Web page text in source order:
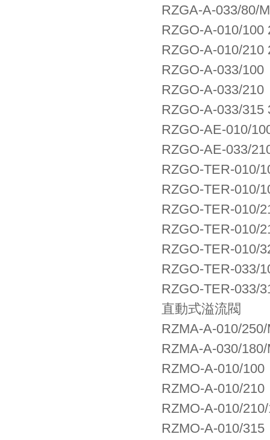
RZGA-A-033/80/
RZGO-A-010/100
RZGO-A-010/210
RZGO-A-033/100
RZGO-A-033/210
RZGO-A-033/315
RZGO-AE-010/
RZGO-AE-033/
RZGO-TER-010/
RZGO-TER-010/
RZGO-TER-010/
RZGO-TER-010/
RZGO-TER-010/
RZGO-TER-033/
RZGO-TER-033/
直動式溢流閥
RZMA-A-010/
RZMA-A-030/
RZMO-A-010/100
RZMO-A-010/210
RZMO-A-010/
RZMO-A-010/315